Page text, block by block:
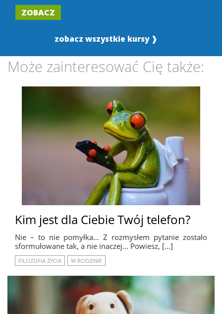
ZOBACZ
zobacz wszystkie kursy ❱
Może zainteresować Cię także:
Kim jest dla Ciebie Twój telefon?
Nie – to nie pomyłka… Z rozmysłem pytanie zostało
sformułowane tak, a nie inaczej… Powiesz, […]
FILOZOFIA ŻYCIA W RODZINIE